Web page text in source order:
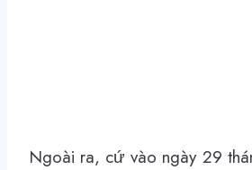
Ngoài ra, cứ vào ngày 29